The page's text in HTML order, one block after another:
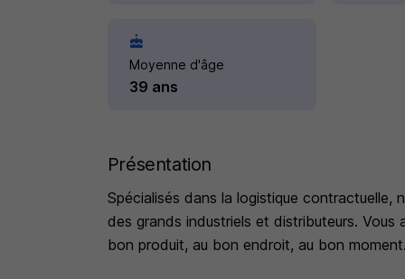
Moyenne d'âge
39 ans
Présentation
Spécialisés dans la logistique contractuelle,
des grands industriels et distributeurs.
bon produit, au bon endroit, au bon